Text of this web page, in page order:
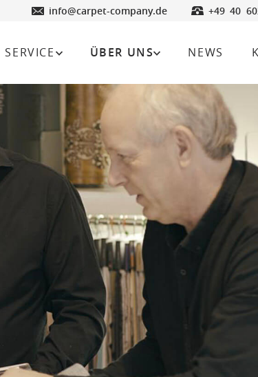
info@carpet-company.de +49 40
SERVICE ÜBER UNS NEWS